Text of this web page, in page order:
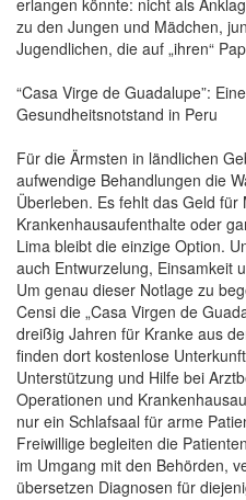
zu den Jungen und Mädchen,
Jugendlichen, die auf „ihren“
“Casa Virge de Guadalupe”:
Gesundheitsnotstand in Peru
Für die Ärmsten in ländlichen
aufwendige Behandlungen die
Überleben. Es fehlt das Geld für
Krankenhausaufenthalte oder
Lima bleibt die einzige Option.
auch Entwurzelung, Einsamkeit
Um genau dieser Notlage zu
Censi die „Casa Virgen de
dreißig Jahren für Kranke aus
finden dort kostenlose
Unterstützung und Hilfe bei
Operationen und
nur ein Schlafsaal für arme
Freiwillige begleiten die
im Umgang mit den Behörden,
übersetzen Diagnosen für